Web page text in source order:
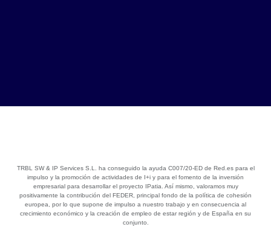
TRBL SW & IP Services S.L. ha conseguido la ayuda C007/20-ED de Red.es para el
impulso y la promoción de actividades de I+i y para el fomento de la inversión
empresarial para desarrollar el proyecto IPatia. Así mismo, valoramos muy
positivamente la contribución del FEDER, principal fondo de la política de cohesión
europea, por lo que supone de impulso a nuestro trabajo y en consecuencia al
crecimiento económico y la creación de empleo de estar región y de España en su
conjunto.